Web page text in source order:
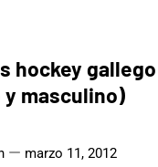
hockey gallego
masculino)
marzo 11, 2012